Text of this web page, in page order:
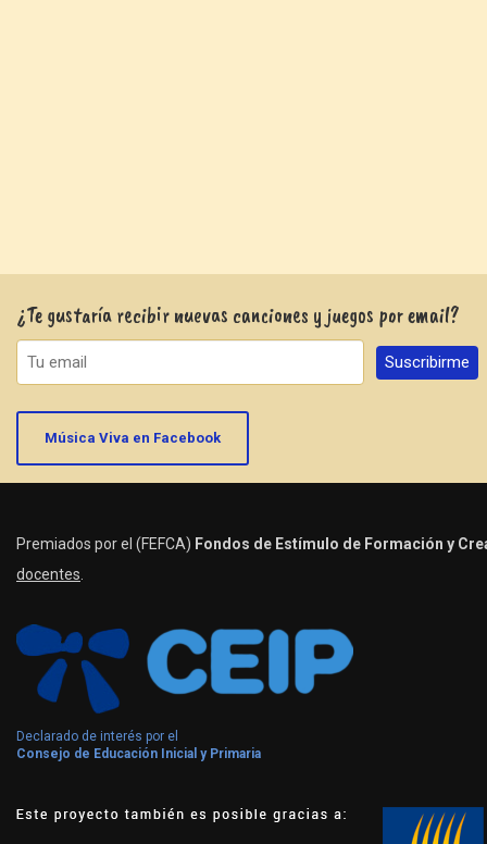
¿Te gustaría recibir nuevas canciones y juegos por email?
Música Viva en Facebook
Premiados por el (FEFCA) Fondos de Estímulo de Formación y
docentes
Declarado de interés por el
Consejo de Educación Inicial y Primaria